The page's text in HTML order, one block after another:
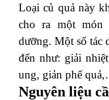
Loại củ quả này
cho ra một
dưỡng. Một số tác
đến như: giải
ung, giản phế
Nguyên liệu